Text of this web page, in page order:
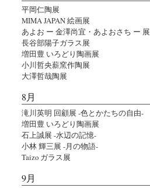
平岡仁陶展
MIMA JAPAN 絵画展
あよお ー 金澤尚宜・あよおさち ー 展
長谷部陽子ガラス展
増田豊 いろどり陶画展
小川哲央薪窯作陶展
大澤哲哉陶展
8月
滝川英明 回顧展 -色とかたちの自由-
増田豊 いろどり陶画展
石上誠展 -水辺の記憶-
小林 輝三展 -月の物語-
Taizo ガラス展
9月